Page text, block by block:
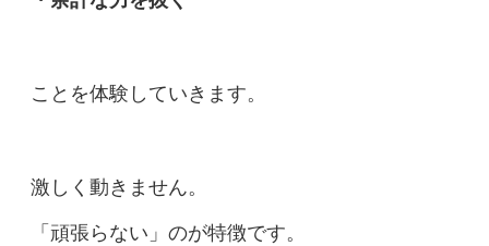
ことを体験していきます。
激しく動きません。
「頑張らない」のが特徴です。